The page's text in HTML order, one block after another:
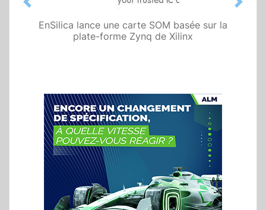
EnSilica lance une carte SOM basée sur la
plate-forme Zynq de Xilinx
Previous Next